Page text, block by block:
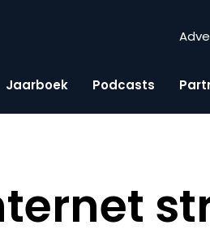
Jaarboek Podcasts